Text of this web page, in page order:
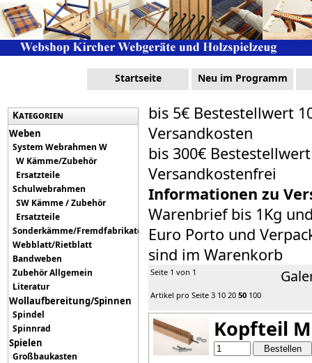
Startseite Neu im Programm
Kategorien
Weben
System Webrahmen W
W Kämme/Zubehör
Ersatzteile
Schulwebrahmen
SW Kämme / Zubehör
Ersatzteile
Sonderkämme/Fremdfabrikate
Webblatt/Rietblatt
Bandweben
Zubehör Allgemein
Literatur
Wollaufbereitung/Spinnen
Spindel
Spinnrad
Spielen
Großbaukasten
bis 5€ Bestestellwert
Versandkosten
bis 300€
Versandkostenfrei
Informationen zu
Warenbrief bis 1Kg
Euro Porto und
sind im Warenkorb
Seite 1 von 1
Artikel pro Seite 3 10 20 50 100
Kopfteil